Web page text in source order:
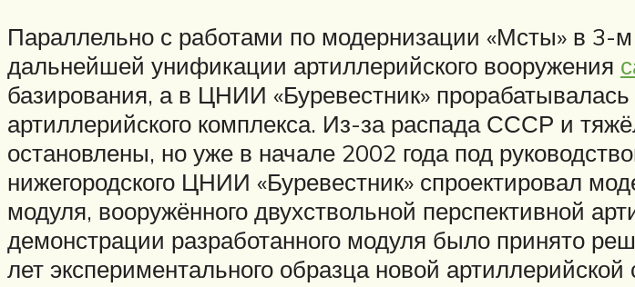
Параллельно с работами по модернизации «Мсты» в
дальнейшей унификации артиллерийского вооружения
базирования, а в ЦНИИ «Буревестник»
артиллерийского комплекса. Из-за распада СССР и
остановлены, но уже в начале 2002 года под
нижегородского ЦНИИ «Буревестник» спроектировал
модуля, вооружённого двухствольной перспективной
демонстрации разработанного модуля было принято
лет экспериментального образца новой